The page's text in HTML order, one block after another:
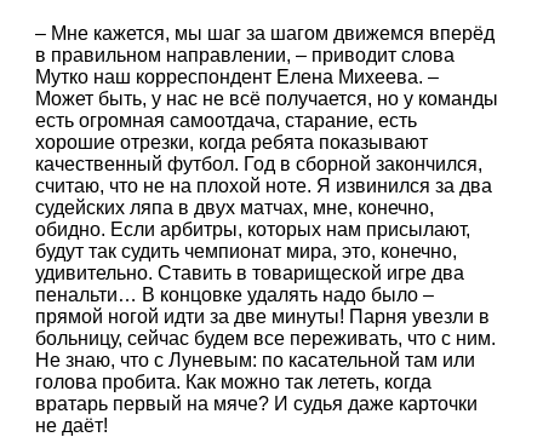
– Мне кажется, мы шаг за шагом движемся вперёд
в правильном направлении, – приводит слова
Мутко наш корреспондент Елена Михеева. –
Может быть, у нас не всё получается, но у команды
есть огромная самоотдача, старание, есть
хорошие отрезки, когда ребята показывают
качественный футбол. Год в сборной закончился,
считаю, что не на плохой ноте. Я извинился за два
судейских ляпа в двух матчах, мне, конечно,
обидно. Если арбитры, которых нам присылают,
будут так судить чемпионат мира, это, конечно,
удивительно. Ставить в товарищеской игре два
пенальти… В концовке удалять надо было –
прямой ногой идти за две минуты! Парня увезли в
больницу, сейчас будем все переживать, что с ним.
Не знаю, что с Луневым: по касательной там или
голова пробита. Как можно так лететь, когда
вратарь первый на мяче? И судья даже карточки
не даёт!